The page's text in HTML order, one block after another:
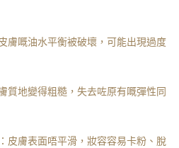
皮膚嘅油水平衡被破壞，可能出現過度
質地變得粗糙，失去咗原有嘅彈性同
：皮膚表面唔平滑，妝容容易卡粉、脫